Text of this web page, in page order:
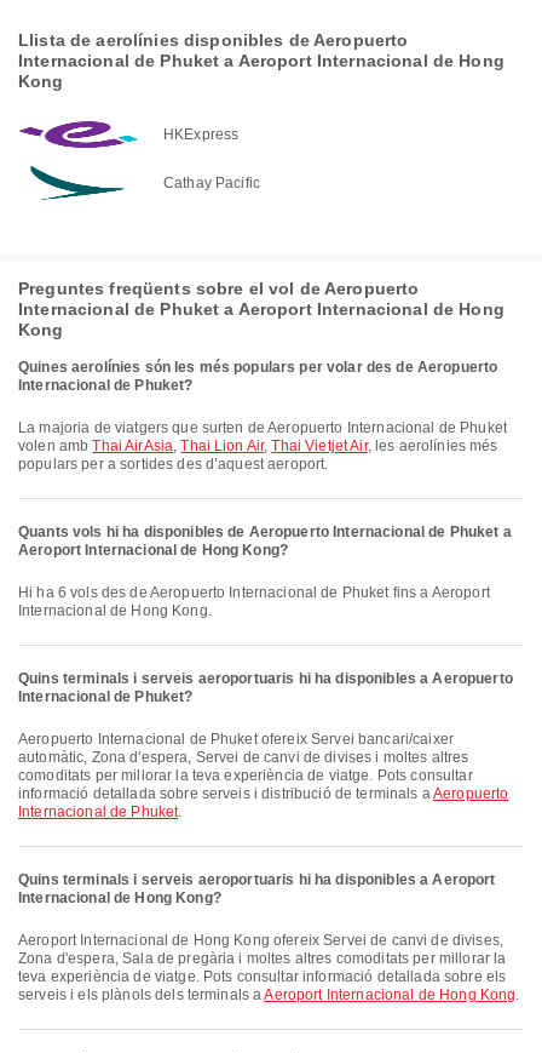
Llista de aerolínies disponibles de Aeropuerto
Internacional de Phuket a Aeroport Internacional de Hong
Kong
HKExpress
Cathay Pacific
Preguntes freqüents sobre el vol de Aeropuerto
Internacional de Phuket a Aeroport Internacional de Hong
Kong
Quines aerolínies són les més populars per volar des de Aeropuerto
Internacional de Phuket?
La majoria de viatgers que surten de Aeropuerto Internacional de Phuket
volen ambThai AirAsia,Thai Lion Air,Thai Vietjet Air, les aerolínies més
populars per a sortides des d’aquest aeroport.
Quants vols hi ha disponibles de Aeropuerto Internacional de Phuket a
Aeroport Internacional de Hong Kong?
Hi ha 6 vols des de Aeropuerto Internacional de Phuket fins a Aeroport
Internacional de Hong Kong.
Quins terminals i serveis aeroportuaris hi ha disponibles a Aeropuerto
Internacional de Phuket?
Aeropuerto Internacional de Phuket ofereix Servei bancari/caixer
automàtic, Zona d'espera, Servei de canvi de divises i moltes altres
comoditats per millorar la teva experiència de viatge. Pots consultar
informació detallada sobre serveis i distribució de terminals aAeropuerto
Internacional de Phuket.
Quins terminals i serveis aeroportuaris hi ha disponibles a Aeroport
Internacional de Hong Kong?
Aeroport Internacional de Hong Kong ofereix Servei de canvi de divises,
Zona d'espera, Sala de pregària i moltes altres comoditats per millorar la
teva experiència de viatge. Pots consultar informació detallada sobre els
serveis i els plànols dels terminals aAeroport Internacional de Hong Kong.